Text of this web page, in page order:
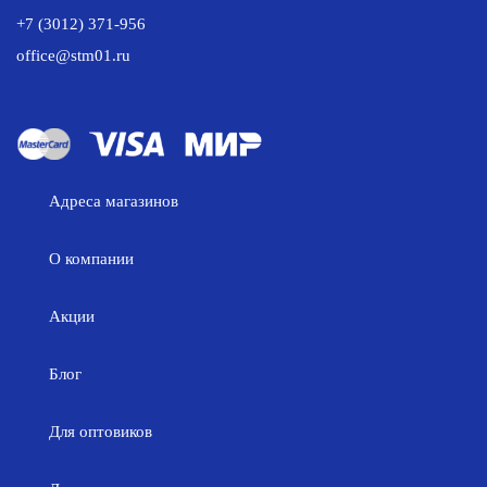
+7 (3012) 371-956
office@stm01.ru
Адреса магазинов
О компании
Акции
Блог
Для оптовиков